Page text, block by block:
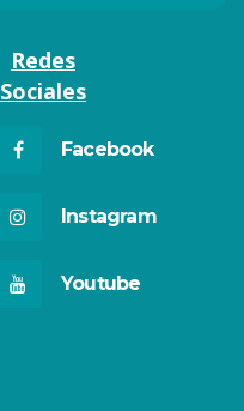
Redes
Sociales
Facebook
Instagram
Youtube